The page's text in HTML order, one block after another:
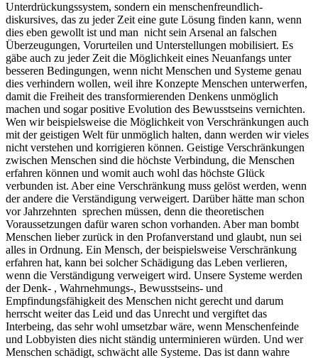
Unterdrückungssystem, sondern ein menschenfreundlich-
diskursives, das zu jeder Zeit eine gute Lösung finden kann, wenn
dies eben gewollt ist und man nicht sein Arsenal an falschen
Überzeugungen, Vorurteilen und Unterstellungen mobilisiert. Es
gäbe auch zu jeder Zeit die Möglichkeit eines Neuanfangs unter
besseren Bedingungen, wenn nicht Menschen und Systeme genau
dies verhindern wollen, weil ihre Konzepte Menschen unterwerfen,
damit die Freiheit des transformierenden Denkens unmöglich
machen und sogar positive Evolution des Bewusstseins vernichten.
Wen wir beispielsweise die Möglichkeit von Verschränkungen auch
mit der geistigen Welt für unmöglich halten, dann werden wir vieles
nicht verstehen und korrigieren können. Geistige Verschränkungen
zwischen Menschen sind die höchste Verbindung, die Menschen
erfahren können und womit auch wohl das höchste Glück
verbunden ist. Aber eine Verschränkung muss gelöst werden, wenn
der andere die Verständigung verweigert. Darüber hätte man schon
vor Jahrzehnten sprechen müssen, denn die theoretischen
Voraussetzungen dafür waren schon vorhanden. Aber man bombt
Menschen lieber zurück in den Profanverstand und glaubt, nun sei
alles in Ordnung. Ein Mensch, der beispielsweise Verschränkung
erfahren hat, kann bei solcher Schädigung das Leben verlieren,
wenn die Verständigung verweigert wird. Unsere Systeme werden
der Denk- , Wahrnehmungs-, Bewusstseins- und
Empfindungsfähigkeit des Menschen nicht gerecht und darum
herrscht weiter das Leid und das Unrecht und vergiftet das
Interbeing, das sehr wohl umsetzbar wäre, wenn Menschenfeinde
und Lobbyisten dies nicht ständig unterminieren würden. Und wer
Menschen schädigt, schwächt alle Systeme. Das ist dann wahre